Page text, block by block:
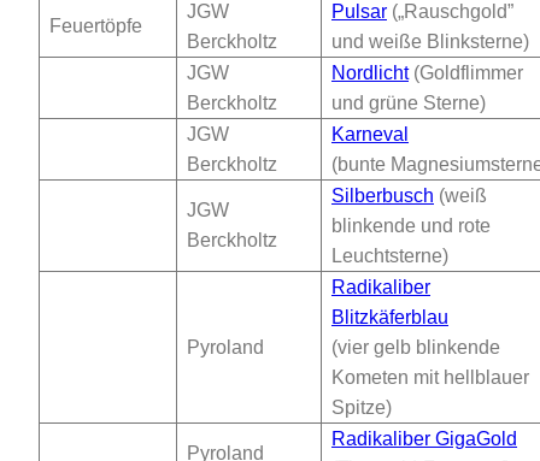
Feuertöpfe
JGW
Berckholtz
Pulsar („Rauschgold”
und weiße Blinksterne)
JGW
Berckholtz
Nordlicht(Goldflimmer
und grüne Sterne)
JGW
Berckholtz
Karneval
(bunte
JGW
Berckholtz
Silberbusch (weiß
blinkende und rote
Leuchtsterne)
Pyroland
Radikaliber
Blitzkäferblau
(vier gelb blinkende
Kometen mit hellblauer
Spitze)
Pyroland
Radikaliber GigaGold